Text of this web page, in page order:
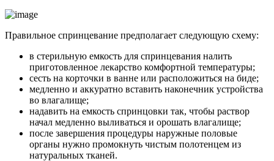
Правильное спринцевание предполагает следующую схему:
в стерильную емкость для спринцевания налить
приготовленное лекарство комфортной температуры;
сесть на корточки в ванне или расположиться на биде;
медленно и аккуратно вставить наконечник устройства
во влагалище;
надавить на емкость спринцовки так, чтобы раствор
начал медленно выливаться и орошать влагалище;
после завершения процедуры наружные половые
органы нужно промокнуть чистым полотенцем из
натуральных тканей.